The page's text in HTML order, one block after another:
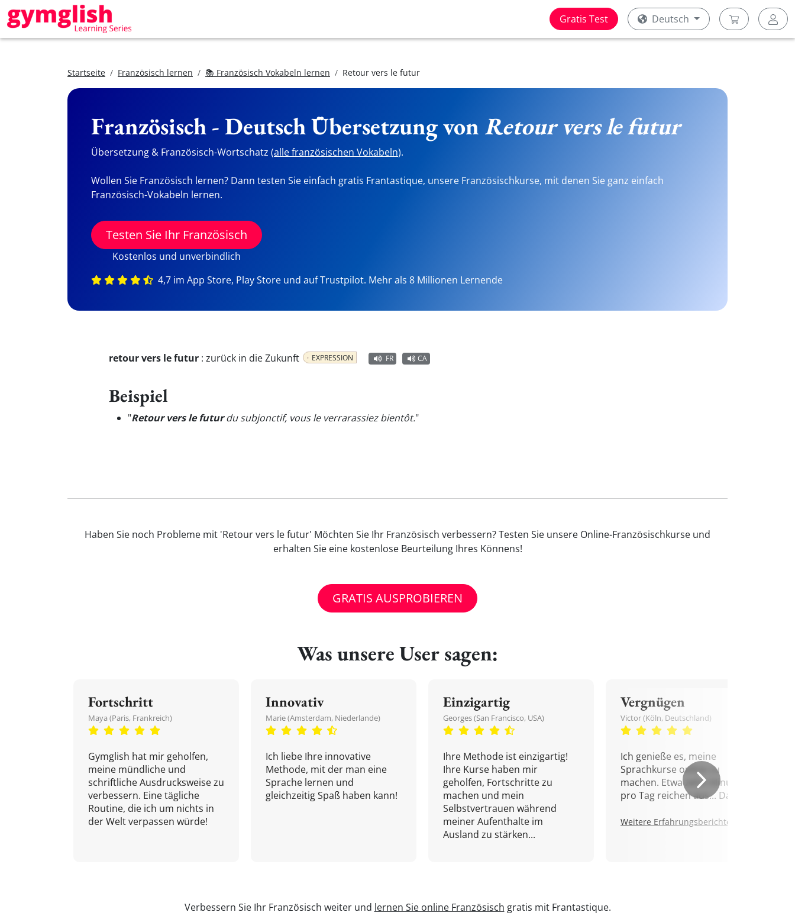
Gratis Test Deutsch
Startseite Französisch lernen 📚 Französisch Vokabeln lernen Retour vers le futur
Französisch - Deutsch Übersetzung vonRetour vers le futur
Übersetzung & Französisch-Wortschatz (alle französischen Vokabeln).
Wollen Sie Französisch lernen? Dann testen Sie einfach gratis Frantastique, unsere Französischkurse, mit denen Sie ganz einfach
Französisch-Vokabeln lernen.
Testen Sie Ihr Französisch
Kostenlos und unverbindlich
4,7 im App Store, Play Store und auf Trustpilot. Mehr als 8 Millionen Lernende
retour vers le futur : zurück in die Zukunft EXPRESSION FR CA
Beispiel
"Retour vers le futurdu subjonctif, vous le verrarassiez bientôt."
Haben Sie noch Probleme mit 'Retour vers le futur' Möchten Sie Ihr Französisch verbessern? Testen Sie unsere Online-Französischkurse und
erhalten Sie eine kostenlose Beurteilung Ihres Könnens!
GRATIS AUSPROBIEREN
Was unsere User sagen:
Fortschritt
Maya (Paris, Frankreich)
Gymglish hat mir geholfen,
meine mündliche und
schriftliche Ausdrucksweise zu
verbessern. Eine tägliche
Routine, die ich um nichts in
der Welt verpassen würde!
Innovativ
Marie (Amsterdam, Niederlande)
Ich liebe Ihre innovative
Methode, mit der man eine
Sprache lernen und
gleichzeitig Spaß haben kann!
Einzigartig
Georges (San Francisco, USA)
Ihre Methode ist einzigartig!
Ihre Kurse haben mir
geholfen, Fortschritte zu
machen und mein
Selbstvertrauen während
meiner Aufenthalte im
Ausland zu stärken...
Vergnügen
Victor (Köln, Deutschland)
Ich genieße es, meine
Sprachkurse online zu
machen. Etwa zehn Minuten
pro Tag reichen aus... Danke!
Weitere Erfahrungsberichte.
Verbessern Sie Ihr Französisch weiter und lernen Sie online Französisch gratis mit Frantastique.